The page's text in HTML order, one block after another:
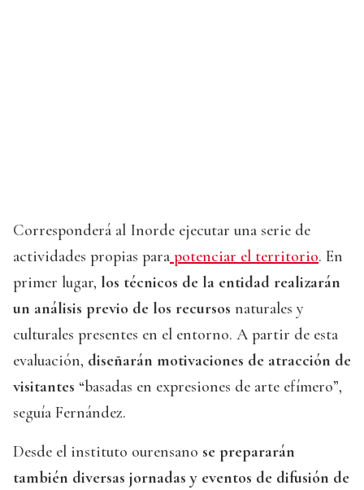
Corresponderá al Inorde ejecutar una serie de
actividades propias para potenciar el territorio. En
primer lugar, los técnicos de la entidad realizarán
un análisis previo de los recursos naturales y
culturales presentes en el entorno. A partir de esta
evaluación, diseñarán motivaciones de atracción de
visitantes “basadas en expresiones de arte efímero”,
seguía Fernández.
Desde el instituto ourensano se prepararán
también diversas jornadas y eventos de difusión de